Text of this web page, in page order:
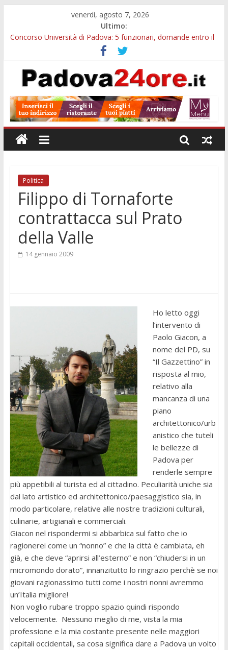
venerdì, agosto 7, 2026
Ultimo:
Concorso Università di Padova: 5 funzionari, domande entro il
Notizie di Padova alle ore 10: arresto, fermata Busitalia e
tregua dal caldo
Slow Looking agli Eremitani: un’ora per osservare davvero
Notizie di Padova alle ore 21: lavoratore morto, credito sul
gasolio e IA nei Comuni
Orto Botanico Padova: visite ed escursioni fino a settembre
Politica
Filippo di Tornaforte
contrattacca sul Prato
della Valle
14 gennaio 2009
Ho letto oggi
l’intervento di
Paolo Giacon, a
nome del PD, su
“Il Gazzettino” in
risposta al mio,
relativo alla
mancanza di una
piano
architettonico/urb
anistico che tuteli
le bellezze di
Padova per
renderle sempre
più appetibili al turista ed al cittadino. Peculiarità uniche sia
dal lato artistico ed architettonico/paesaggistico sia, in
modo particolare, relative alle nostre tradizioni culturali,
culinarie, artigianali e commerciali.
Giacon nel rispondermi si abbarbica sul fatto che io
ragionerei come un “nonno” e che la città è cambiata, eh
già, e che deve “aprirsi all’esterno” e non “chiudersi in un
micromondo dorato”, innanzitutto lo ringrazio perchè se noi
giovani ragionassimo tutti come i nostri nonni avremmo
un’Italia migliore!
Non voglio rubare troppo spazio quindi rispondo
velocemente. Nessuno meglio di me, vista la mia
professione e la mia costante presente nelle maggiori
capitali occidentali, sa cosa significa dare a Padova un volto